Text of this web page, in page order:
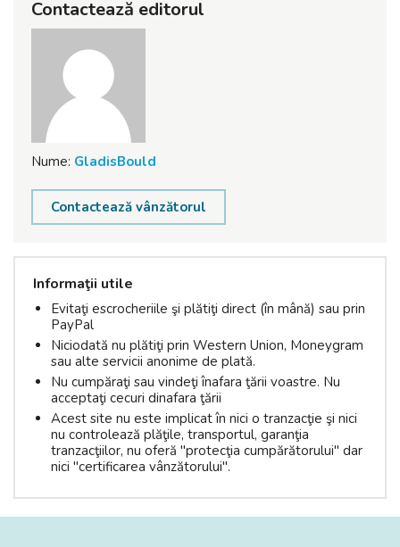
Contactează editorul
Nume: GladisBould
Contactează vânzătorul
Informaţii utile
Evitaţi escrocheriile şi plătiţi direct (în mână) sau prin
PayPal
Niciodată nu plătiţi prin Western Union, Moneygram
sau alte servicii anonime de plată.
Nu cumpăraţi sau vindeţi înafara ţării voastre. Nu
acceptaţi cecuri dinafara ţării
Acest site nu este implicat în nici o tranzacţie şi nici
nu controlează plăţile, transportul, garanţia
tranzacţiilor, nu oferă "protecţia cumpărătorului" dar
nici "certificarea vânzătorului".